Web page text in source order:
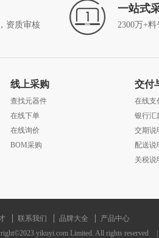
资质审核
一站式
2300万+
线上采购
查找元器件
在线下单
在线询价
BOM采购
交付
在线支
银行汇
交期说
配送说
关税说
联系我们 品牌大全
产品中心
yikuyi.com Limited. All rights reserved